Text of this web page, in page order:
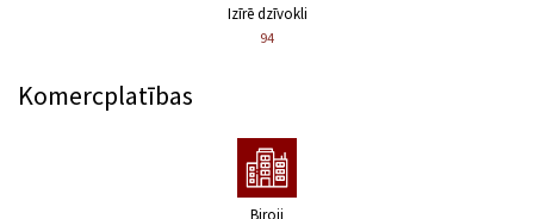
Izīrē dzīvokli
94
Komercplatības
Biroji